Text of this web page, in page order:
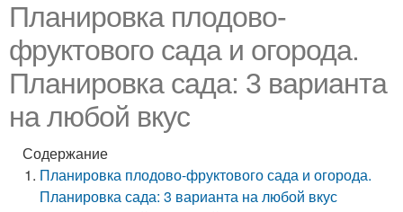
Планировка плодово-
фруктового сада и огорода.
Планировка сада: 3 варианта
на любой вкус
Содержание
Планировка плодово-фруктового сада и огорода.
Планировка сада: 3 варианта на любой вкус